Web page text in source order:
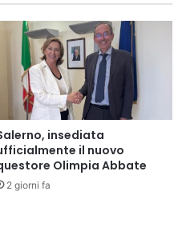
insediata
il nuovo
Olimpia Abbate
2 giorni fa